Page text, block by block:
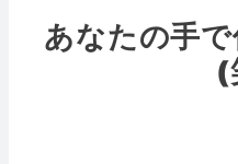
あなたの手
(